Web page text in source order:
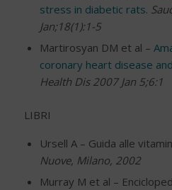
stress in diabetic rats.
Jan;18(1):1-5
Martirosyan DM et al –
coronary heart disease
Health Dis 2007 Jan 5;6:1
LIBRI
Ursell A – Guida alle
Nuove, Milano, 2002
Murray M et al –